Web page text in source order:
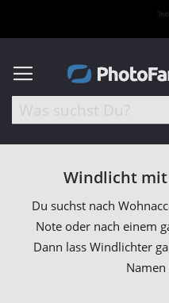
Windlicht
Du suchst nach
Note oder nach einem
Dann lass Windlichter